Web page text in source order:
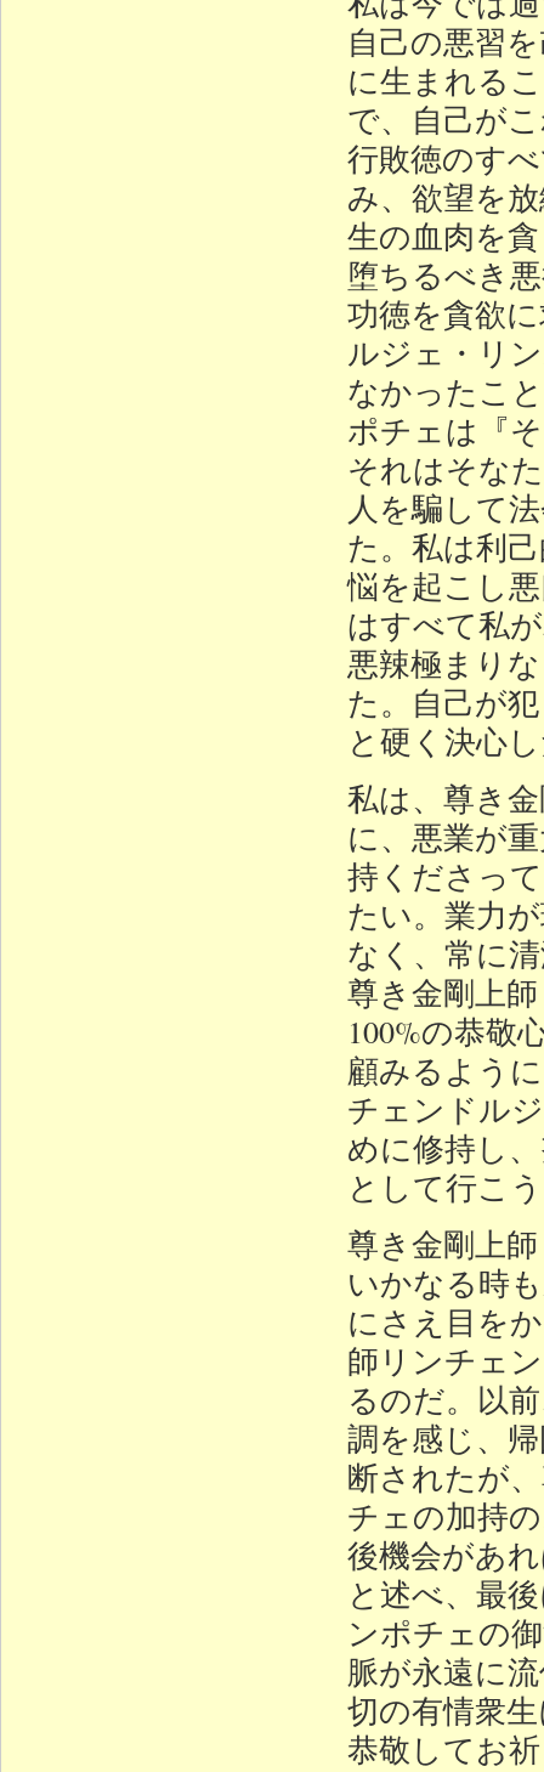
自己の悪習
に生まれる
で、自己が
行敗徳のす
み、欲望を
生の血肉を
堕ちるべき
功徳を貪欲
ルジェ・リ
なかったこ
ポチェは『
それはそな
人を騙して
た。私は利
悩を起こし
はすべて私
悪辣極まり
た。自己が
と硬く決心
私は、尊き
に、悪業が
持くださっ
たい。業力
なく、常に
尊き金剛上
100%の恭敬
顧みるよう
チェンドル
めに修持し
として行こ
尊き金剛上
いかなる時
にさえ目を
師リンチェ
るのだ。以
調を感じ、
断されたが
チェの加持
後機会があ
と述べ、最
ンポチェの
脈が永遠に
切の有情衆
恭敬してお